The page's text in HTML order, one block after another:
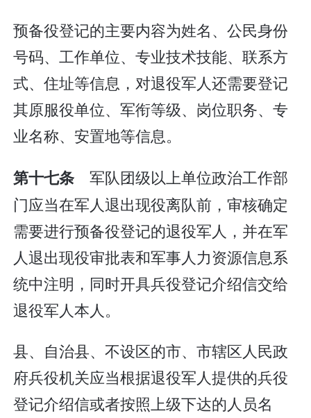
预备役登记的主要内容为姓名、公民身份
号码、工作单位、专业技术技能、联系方
式、住址等信息，对退役军人还需要登记
其原服役单位、军衔等级、岗位职务、专
业名称、安置地等信息。
第十七条军队团级以上单位政治工作部
门应当在军人退出现役离队前，审核确定
需要进行预备役登记的退役军人，并在军
人退出现役审批表和军事人力资源信息系
统中注明，同时开具兵役登记介绍信交给
退役军人本人。
县、自治县、不设区的市、市辖区人民政
府兵役机关应当根据退役军人提供的兵役
登记介绍信或者按照上级下达的人员名